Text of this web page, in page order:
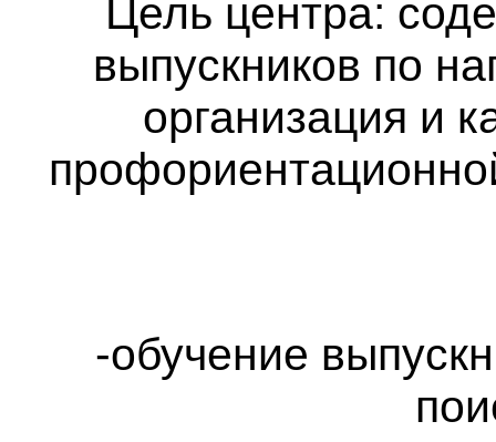
Цель центра:
выпускников по
организация и
-обучение